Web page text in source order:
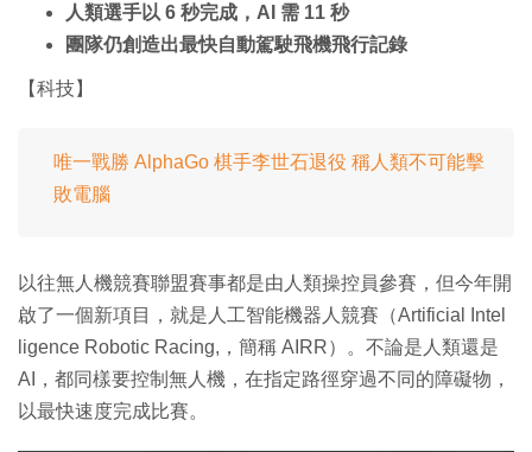
人類選手以 6 秒完成，AI 需 11 秒
團隊仍創造出最快自動駕駛飛機飛行記錄
【科技】
唯一戰勝 AlphaGo 棋手李世石退役 稱人類不可能擊
敗電腦
以往無人機競賽聯盟賽事都是由人類操控員參賽，但今年開
啟了一個新項目，就是人工智能機器人競賽（Artificial Intel
ligence Robotic Racing,，簡稱 AIRR）。不論是人類還是
AI，都同樣要控制無人機，在指定路徑穿過不同的障礙物，
以最快速度完成比賽。